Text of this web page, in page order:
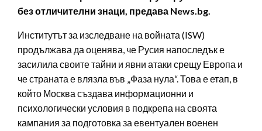
без отличителни знаци, предава News.bg.
Институтът за изследване на войната (ISW)
продължава да оценява, че Русия напоследък е
засилила своите тайни и явни атаки срещу Европа и
че страната е влязла във „Фаза нула“. Това е етап, в
който Москва създава информационни и
психологически условия в подкрепа на своята
кампания за подготовка за евентуален военен